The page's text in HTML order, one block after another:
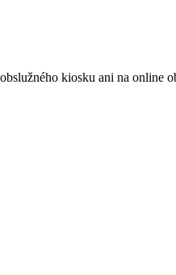
kiosku ani na online